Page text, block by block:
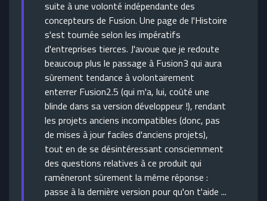
suite à une volonté indépendante des
concepteurs de Fusion. Une page de l'Histoire
s'est tournée selon les impératifs
d'entreprises tierces. J'avoue que je redoute
beaucoup plus le passage à Fusion3 qui aura
sûrement tendance à volontairement
enterrer Fusion2.5 (qui m'a, lui, coûté une
blinde dans sa version développeur !), rendant
les projets anciens incompatibles (donc, pas
de mises à jour faciles d'anciens projets),
tout en de se désintéressant consciemment
des questions relatives à ce produit qui
ramèneront sûrement la même réponse :
passe à la dernière version pour qu'on t'aide ...